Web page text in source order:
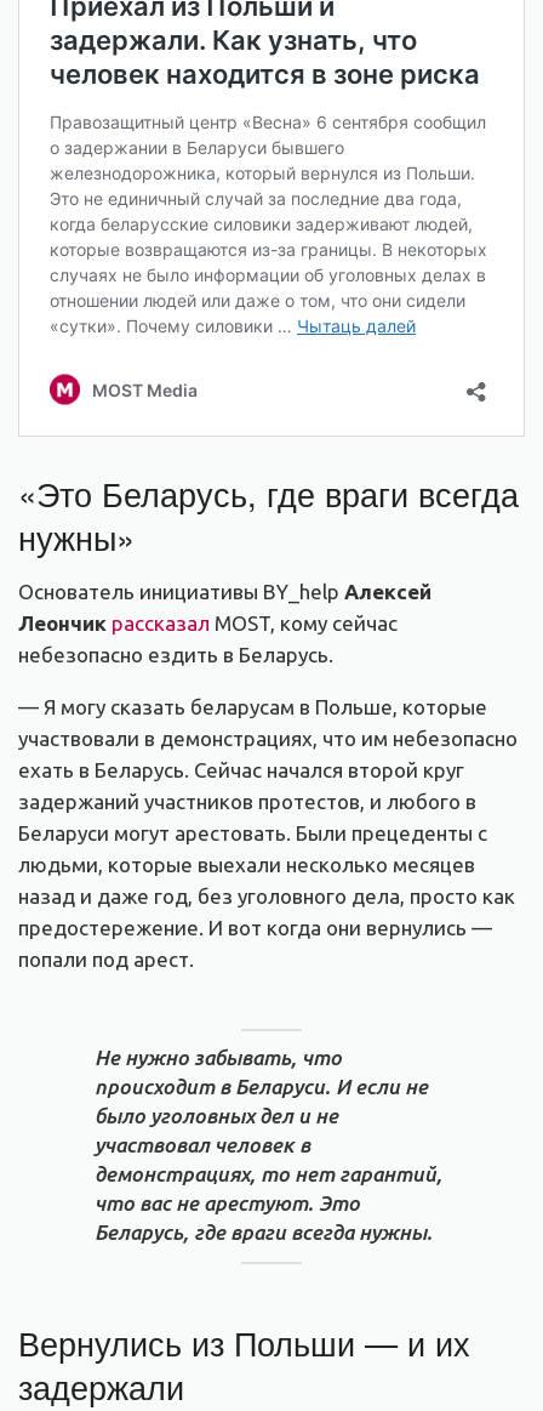
«Это Беларусь, где враги всегда
нужны»
Основатель инициативы BY_help Алексей
Леончик рассказал MOST, кому сейчас
небезопасно ездить в Беларусь.
— Я могу сказать беларусам в Польше, которые
участвовали в демонстрациях, что им небезопасно
ехать в Беларусь. Сейчас начался второй круг
задержаний участников протестов, и любого в
Беларуси могут арестовать. Были прецеденты с
людьми, которые выехали несколько месяцев
назад и даже год, без уголовного дела, просто как
предостережение. И вот когда они вернулись —
попали под арест.
Не нужно забывать, что
происходит в Беларуси. И если не
было уголовных дел и не
участвовал человек в
демонстрациях, то нет гарантий,
что вас не арестуют. Это
Беларусь, где враги всегда нужны.
Вернулись из Польши — и их
задержали